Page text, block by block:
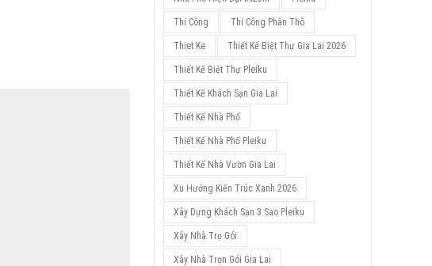
Thi Công Thi Công Phân Thô
Thiet Ke Thiết Kế Biệt Thự Gia Lai 2026
Thiết Kế Biệt Thự Pleiku
Thiết Kế Khách Sạn Gia Lai
Thiết Kế Nhà Phố
Thiết Kế Nhà Phố Pleiku
Thiết Kế Nhà Vườn Gia Lai
Xu Hướng Kiến Trúc Xanh 2026
Xây Dựng Khách Sạn 3 Sao Pleiku
Xây Nhà Trọ Gói
Xây Nhà Trọn Gói Gia Lai